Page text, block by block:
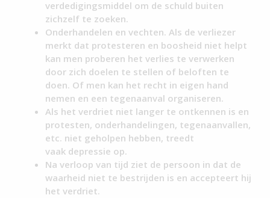
verdedigingsmiddel om de schuld buiten
zichzelf te zoeken.
Onderhandelen en vechten. Als de verliezer
merkt dat protesteren en boosheid niet helpt
kan men proberen het verlies te verwerken
door zich doelen te stellen of beloften te
doen. Of men kan het recht in eigen hand
nemen en een tegenaanval organiseren.
Als het verdriet niet langer te ontkennen is en
protesten, onderhandelingen, tegenaanvallen,
etc. niet geholpen hebben, treedt
vaak depressie op.
Na verloop van tijd ziet de persoon in dat de
waarheid niet te bestrijden is en accepteert hij
het verdriet.